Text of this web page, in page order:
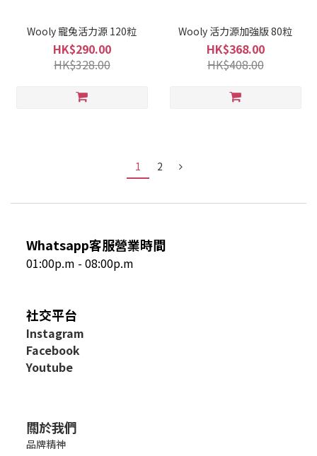
Wooly 寵兔活力源 120粒
HK$290.00
HK$328.00
Wooly 活力源加強版 80粒
HK$368.00
HK$408.00
1 2
Whatsapp客服營業時間
01:00p.m - 08:00p.m
社交平台
Instagram
Facebook
Youtube
關於我們
品牌精神